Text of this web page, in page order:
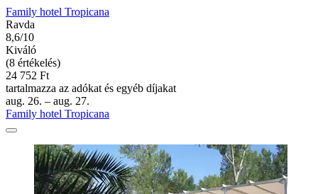
Family hotel Tropicana
Ravda
8,6/10
Kiváló
(8 értékelés)
24 752 Ft
tartalmazza az adókat és egyéb díjakat
aug. 26. – aug. 27.
Family hotel Tropicana